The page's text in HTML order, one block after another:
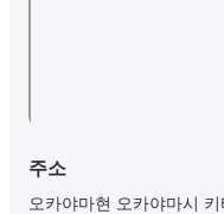
주소
오카야마현 오카야마시